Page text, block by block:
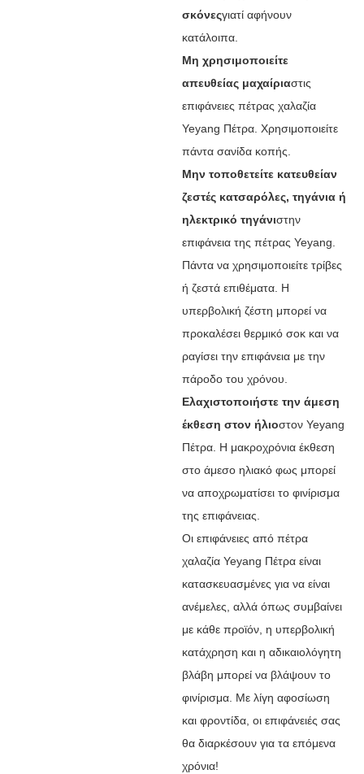
σκόνεςγιατί αφήνουν
κατάλοιπα.
Μη χρησιμοποιείτε
απευθείας μαχαίριαστις
επιφάνειες πέτρας χαλαζία
Yeyang Πέτρα. Χρησιμοποιείτε
πάντα σανίδα κοπής.
Μην τοποθετείτε κατευθείαν
ζεστές κατσαρόλες, τηγάνια ή
ηλεκτρικό τηγάνιστην
επιφάνεια της πέτρας Yeyang.
Πάντα να χρησιμοποιείτε τρίβες
ή ζεστά επιθέματα. Η
υπερβολική ζέστη μπορεί να
προκαλέσει θερμικό σοκ και να
ραγίσει την επιφάνεια με την
πάροδο του χρόνου.
Ελαχιστοποιήστε την άμεση
έκθεση στον ήλιοστον Yeyang
Πέτρα. Η μακροχρόνια έκθεση
στο άμεσο ηλιακό φως μπορεί
να αποχρωματίσει το φινίρισμα
της επιφάνειας.
Οι επιφάνειες από πέτρα
χαλαζία Yeyang Πέτρα είναι
κατασκευασμένες για να είναι
ανέμελες, αλλά όπως συμβαίνει
με κάθε προϊόν, η υπερβολική
κατάχρηση και η αδικαιολόγητη
βλάβη μπορεί να βλάψουν το
φινίρισμα. Με λίγη αφοσίωση
και φροντίδα, οι επιφάνειές σας
θα διαρκέσουν για τα επόμενα
χρόνια!